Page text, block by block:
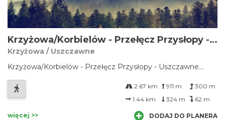
Krzyżowa/Korbielów - Przełęcz Przysłopy - Uszczawne
Krzyżowa / Uszczawne
Krzyżowa/Korbielów - Przełęcz Przysłopy - Uszczawne...
2.67 km 911 m
300 m
1.44 km
324 m 62 m
więcej >> DODAJ DO PLANERA